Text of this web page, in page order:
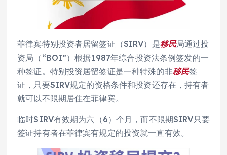
菲律宾特别投资者居留签证（SIRV）是移民局通过投
资局（“BOI”）根据1987年综合投资法条例签发的一
种签证。特别投资居留签证是一种特殊的非移民签
证，只要SIRV规定的资格条件和投资还存在，持有者
就可以不限期居住在菲律宾。
临时SIRV有效期为六（6）个月，而不限期SIRV只要
签证持有者在菲律宾有规定的投资就一直有效。